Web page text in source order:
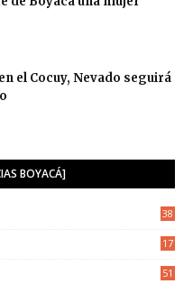
el Cocuy, Nevado seguirá
BOYACÁ]
38
17
51